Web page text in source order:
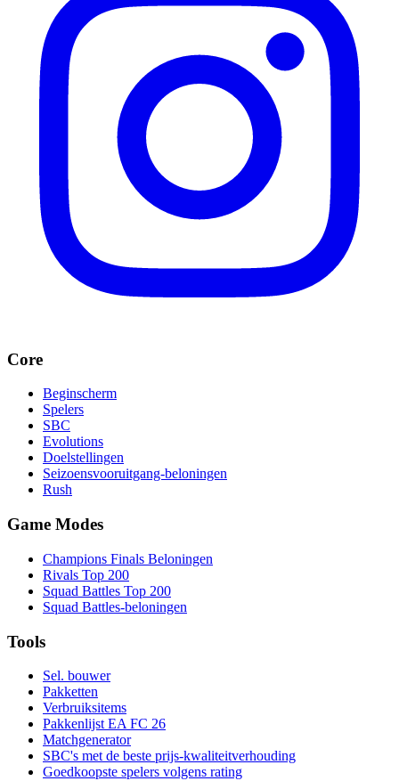
Core
Beginscherm
Spelers
SBC
Evolutions
Doelstellingen
Seizoensvooruitgang-beloningen
Rush
Game Modes
Champions Finals Beloningen
Rivals Top 200
Squad Battles Top 200
Squad Battles-beloningen
Tools
Sel. bouwer
Pakketten
Verbruiksitems
Pakkenlijst EA FC 26
Matchgenerator
SBC's met de beste prijs-kwaliteitverhouding
Goedkoopste spelers volgens rating